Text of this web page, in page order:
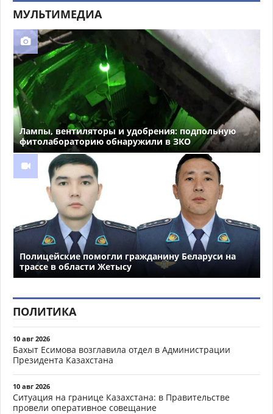
МУЛЬТИМЕДИА
Лампы, вентиляторы и удобрения: подпольную
фитолабораторию обнаружили в ЗКО
Полицейские помогли гражданину Беларуси на
трассе в области Жетысу
ПОЛИТИКА
10 авг 2026
Бахыт Есимова возглавила отдел в Администрации
Президента Казахстана
10 авг 2026
Ситуация на границе Казахстана: в Правительстве
провели оперативное совещание